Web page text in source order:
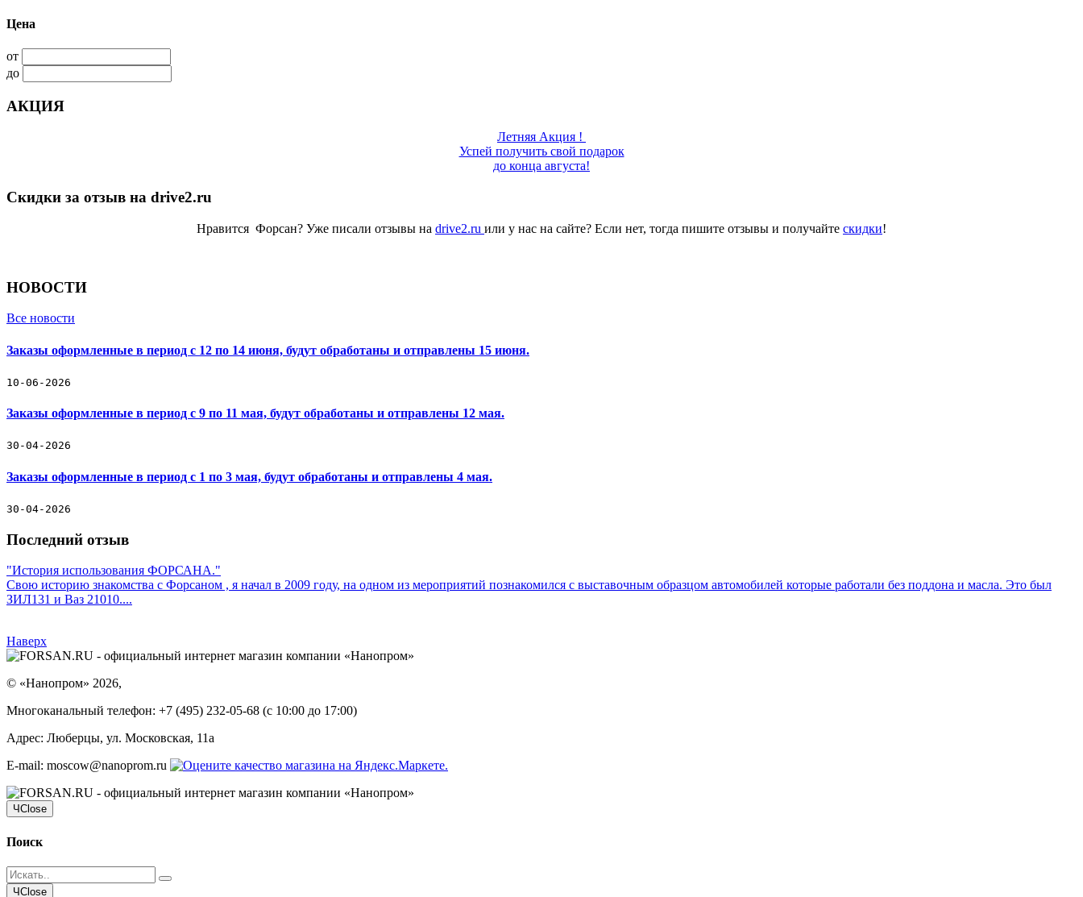
Цена
от
до
АКЦИЯ
Летняя Акция !
Успей получить свой подарок
до конца августа!
Скидки за отзыв на drive2.ru
Нравится Форсан? Уже писали отзывы на drive2.ru или у нас на сайте? Если нет, тогда пишите отзывы и получайте скидки!
НОВОСТИ
Все новости
Заказы оформленные в период с 12 по 14 июня, будут обработаны и отправлены 15 июня.
10-06-2026
Заказы оформленные в период с 9 по 11 мая, будут обработаны и отправлены 12 мая.
30-04-2026
Заказы оформленные в период с 1 по 3 мая, будут обработаны и отправлены 4 мая.
30-04-2026
Последний отзыв
"История использования ФОРСАНА."
Свою историю знакомства с Форсаном , я начал в 2009 году, на одном из мероприятий познакомился с выставочным образцом автомобилей которые работали без поддона и масла. Это был
ЗИЛ131 и Ваз 21010....
Наверх
© «Нанопром» 2026,
Многоканальный телефон: +7 (495) 232-05-68 (c 10:00 до 17:00)
Адрес: Люберцы, ул. Московская, 11а
E-mail: moscow@nanoprom.ru
ЧClose
Поиск
ЧClose